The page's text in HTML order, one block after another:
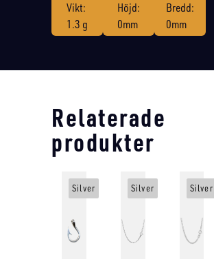
Vikt:
1.3 g
Höjd:
0mm
Bredd:
0mm
Relaterade
produkter
Silver Silver Silver